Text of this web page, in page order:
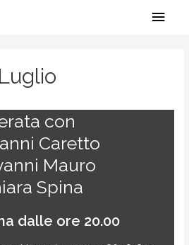
con
Caretto
Mauro
Spina
dalle ore 20.00